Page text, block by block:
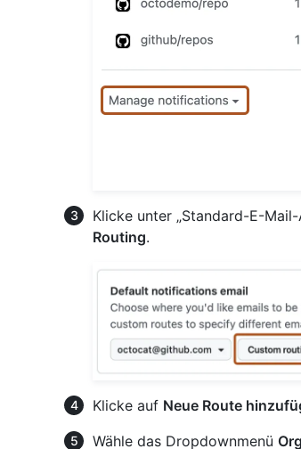
Klicke unter „Standard-E-
Routing.
Klicke auf Neue Route
Wähle das Dropdownmenü